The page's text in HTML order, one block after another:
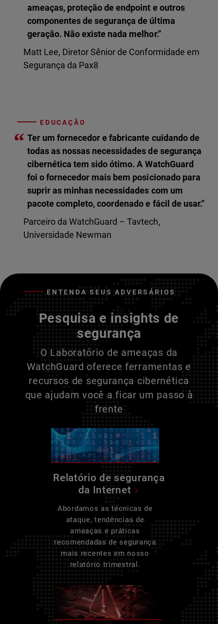
ameaças, proteção de endpoint e outros
componentes de segurança de última
geração. Não existe nada melhor.”
Matt Lee, Diretor Sênior de Conformidade em
Segurança da Pax8
EDUCAÇÃO
“ Ter um fornecedor e fabricante cuidando de
todas as nossas necessidades de segurança
cibernética tem sido ótimo. A WatchGuard
foi o fornecedor mais bem posicionado para
suprir as minhas necessidades com um
pacote completo, coordenado e fácil de usar.”
Parceiro da WatchGuard – Tavtech,
Universidade Newman
ENTENDA SEUS ADVERSÁRIOS
Pesquisa e insights de
segurança
O Laboratório de ameaças da
WatchGuard oferece ferramentas e
recursos de segurança cibernética
que ajudam você a ficar um passo à
frente
Relatório de segurança
da Internet
Abordamos as técnicas de
ataque, tendências de
ameaças e práticas
recomendadas de segurança
mais recentes em nosso
relatório trimestral.